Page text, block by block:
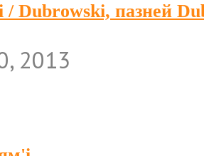
/ Dubrowski, пазней
2013